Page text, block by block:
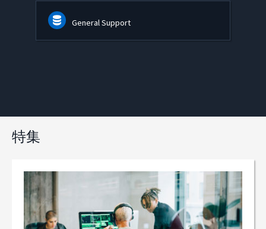
General Support
特集